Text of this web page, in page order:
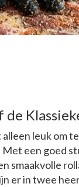
de
leuk om
een goed
smaakvolle
er in twee